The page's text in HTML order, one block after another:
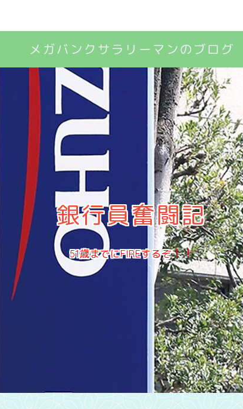
メガバンクサラリーマンのブログ
銀行員奮闘記
51歳までにFIREするぞ